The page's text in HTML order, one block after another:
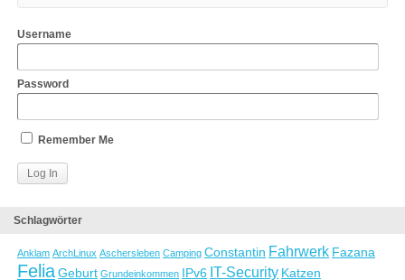
Username
Password
Remember Me
Schlagwörter
Anklam ArchLinux Aschersleben Camping Constantin Fahrwerk Fazana
FeliaGeburt Grundeinkommen IPv6 IT-Security Katzen